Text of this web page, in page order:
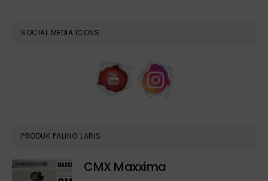
SOCIAL MEDIA ICONS
PRODUK PALING LARIS
CMX Maxxima